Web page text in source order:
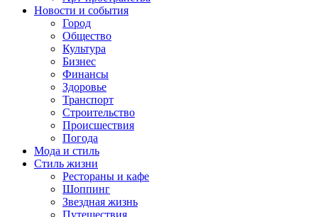
Новости и события
Город
Общество
Культура
Бизнес
Финансы
Здоровье
Транспорт
Строительство
Происшествия
Погода
Мода и стиль
Стиль жизни
Рестораны и кафе
Шоппинг
Звездная жизнь
Путешествия